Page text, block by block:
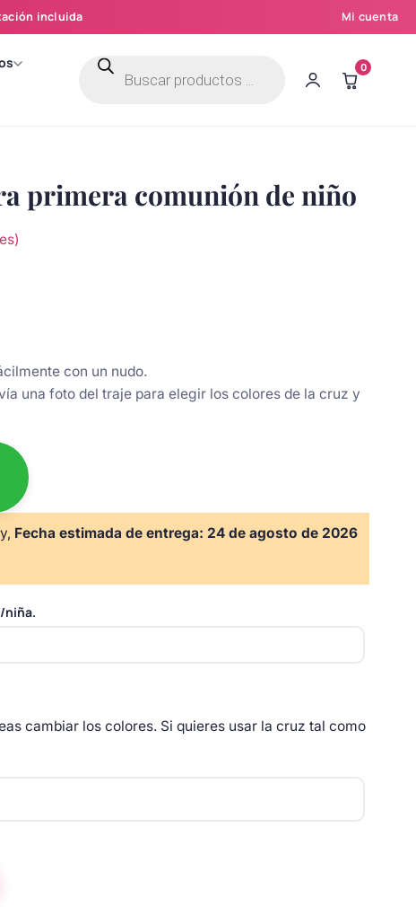
incluida Mi cuenta
Búsqueda
productos
0
primera comunión de niño
con un nudo.
una foto del traje para elegir los colores de la cruz y
Fecha estimada de entrega: 24 de agosto de 2026
niña.
cambiar los colores. Si quieres usar la cruz tal como